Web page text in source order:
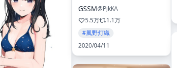
GSSM@PjkKA
5.5万
1.1万
#風野灯織
2020/04/11